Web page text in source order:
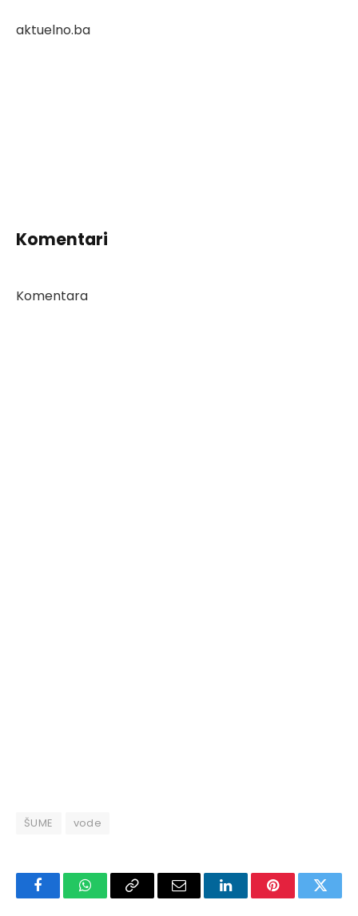
aktuelno.ba
Komentari
Komentara
ŠUME vode
FacebookWhatsAppCopy
Email LinkedInPinterest